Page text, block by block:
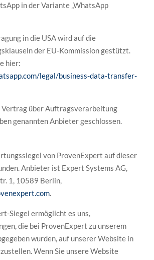
in der Variante „WhatsApp
in die USA wird auf die
der EU-Kommission gestützt.
hier:
legal/business-data-transfer-
Vertrag über Auftragsverarbeitung
genannten Anbieter geschlossen.
von ProvenExpert auf dieser
Anbieter ist Expert Systems AG,
1, 10589 Berlin,
.
Siegel ermöglicht es uns,
die bei ProvenExpert zu unserem
wurden, auf unserer Website in
Wenn Sie unsere Website